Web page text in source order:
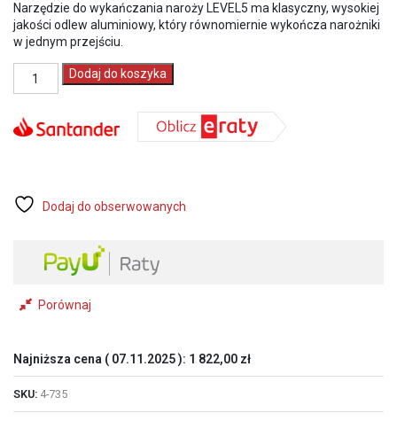
Narzędzie do wykańczania naroży LEVEL5 ma klasyczny, wysokiej
jakości odlew aluminiowy, który równomiernie wykończa narożniki
w jednym przejściu.
Level5
do
wykończenia
kartonowych
cm
Dodaj do koszyka
Dodaj do obserwowanych
Porównaj
Najniższa cena ( 07.11.2025): 1 822,00 zł
SKU: 4-735